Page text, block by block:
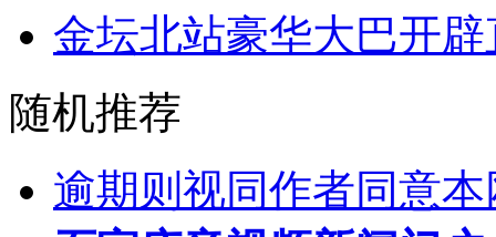
金坛北站豪华大巴开
随机推荐
逾期则视同作者同意